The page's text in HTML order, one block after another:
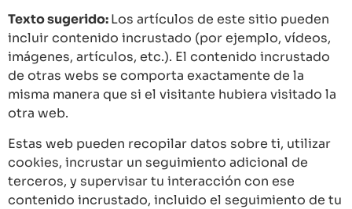
Texto sugerido:Los artículos de este sitio pueden
incluir contenido incrustado (por ejemplo, vídeos,
imágenes, artículos, etc.). El contenido incrustado
de otras webs se comporta exactamente de la
misma manera que si el visitante hubiera visitado la
otra web.
Estas web pueden recopilar datos sobre ti, utilizar
cookies, incrustar un seguimiento adicional de
terceros, y supervisar tu interacción con ese
contenido incrustado, incluido el seguimiento de tu